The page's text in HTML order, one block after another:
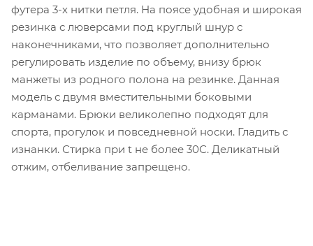
футера 3-х нитки петля. На поясе удобная и широкая
резинка с люверсами под круглый шнур с
наконечниками, что позволяет дополнительно
регулировать изделие по объему, внизу брюк
манжеты из родного полона на резинке. Данная
модель с двумя вместительными боковыми
карманами. Брюки великолепно подходят для
спорта, прогулок и повседневной носки. Гладить с
изнанки. Стирка при t не более 30С. Деликатный
отжим, отбеливание запрещено.